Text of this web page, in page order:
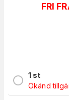
FRI
1 st
Okänd